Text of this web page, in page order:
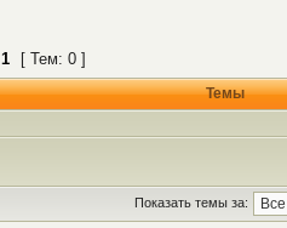
1 [ Тем: 0 ]
Темы
Показать темы за: